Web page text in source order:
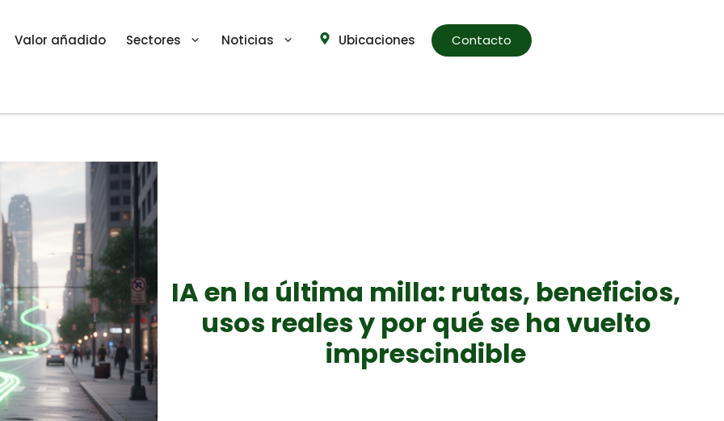
Valor añadido Sectores Noticias Ubicaciones Contacto
IA en la última milla: rutas, beneficios,
usos reales y por qué se ha vuelto
imprescindible